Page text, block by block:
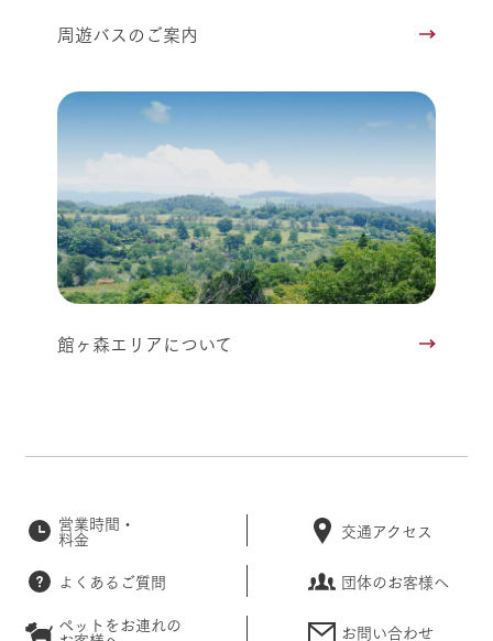
周遊バスのご案内
館ヶ森エリアについて
営業時間・
料金 交通アクセス
よくあるご質問
団体のお客様へ
ペットをお連れの
お問い合わせ